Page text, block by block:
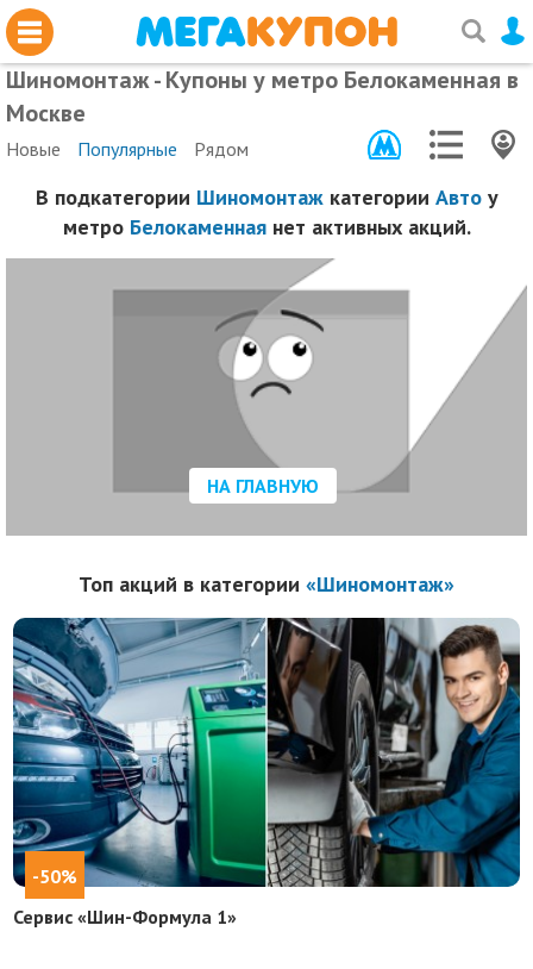
Шиномонтаж - Купоны у метро Белокаменная в
Москве
Новые Популярные Рядом
В подкатегории Шиномонтажкатегории Автоу
метро Белокаменнаянет активных акций.
НА ГЛАВНУЮ
Топ акций в категории «Шиномонтаж»
-50%
Сервис «Шин-Формула 1»